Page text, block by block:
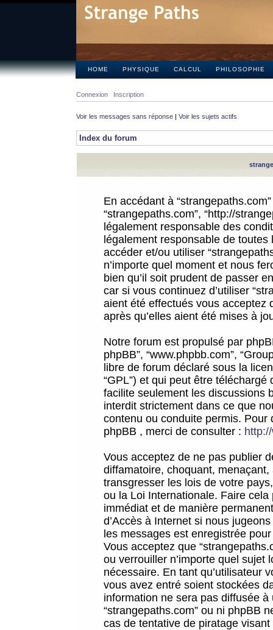
HOME PHYSIQUE CALCUL PHILOSOPHIE
Connexion Inscription
Voir les messages sans réponse | Voir les sujets actifs
Index du forum
En accédant à
“strangepaths.com”, “http://
légalement responsable des
légalement responsable de
accéder et/ou utiliser
n’importe quel moment et nous
bien qu’il soit prudent de passer
car si vous continuez d’utiliser
aient été effectués vous acceptez
après qu’elles aient été mises à
Notre forum est propulsé par
phpBB”, “www.phpbb.com”,
libre de forum déclaré sous la
“GPL”) et qui peut être téléchargé
facilite seulement les discussions
interdit strictement dans ce que
contenu ou conduite permis.
phpBB , merci de consulter :
Vous acceptez de ne pas publier
diffamatoire, choquant,
transgresser les lois de votre
ou la Loi Internationale. Faire
immédiat et de manière
d’Accès à Internet si nous
les messages est enregistrée
Vous acceptez que
ou verrouiller n’importe quel sujet
nécessaire. En tant qu’utilisateur
vous avez entré soient stockées
information ne sera pas diffusée
“strangepaths.com” ou ni phpBB
cas de tentative de piratage